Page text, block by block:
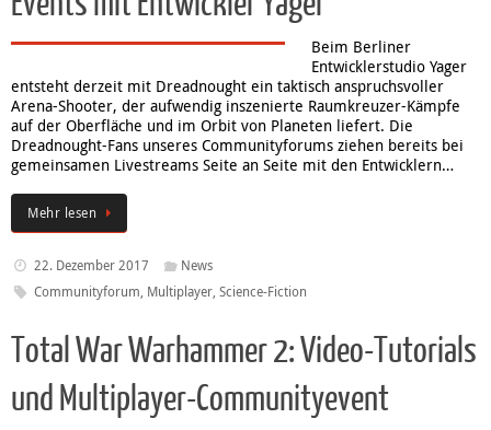
Beim Berliner
Entwicklerstudio Yager
entsteht derzeit mit Dreadnought ein taktisch anspruchsvoller
Arena-Shooter, der aufwendig inszenierte Raumkreuzer-Kämpfe
auf der Oberfläche und im Orbit von Planeten liefert. Die
Dreadnought-Fans unseres Communityforums ziehen bereits bei
gemeinsamen Livestreams Seite an Seite mit den Entwicklern…
Mehr lesen
22. Dezember 2017
News
Communityforum, Multiplayer, Science-Fiction
Total War Warhammer 2: Video-Tutorials
und Multiplayer-Communityevent